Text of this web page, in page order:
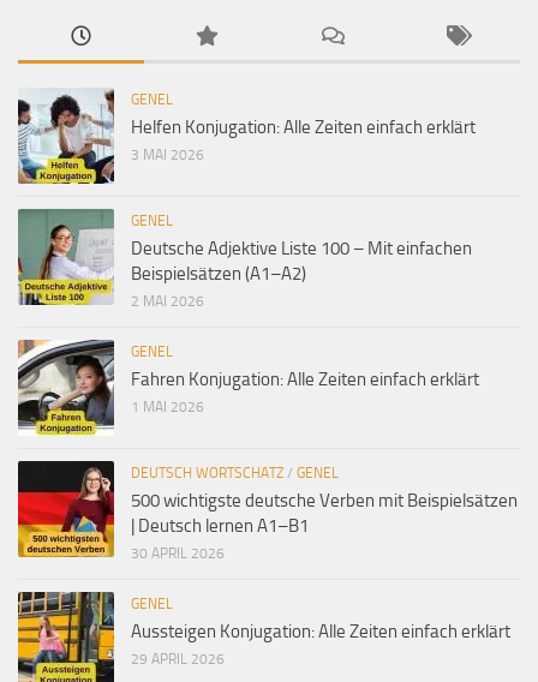
GENEL
Helfen Konjugation: Alle Zeiten einfach erklärt
3 MAI 2026
GENEL
Deutsche Adjektive Liste 100 – Mit einfachen
Beispielsätzen (A1–A2)
2 MAI 2026
GENEL
Fahren Konjugation: Alle Zeiten einfach erklärt
1 MAI 2026
DEUTSCH WORTSCHATZ / GENEL
500 wichtigste deutsche Verben mit Beispielsätzen
| Deutsch lernen A1–B1
30 APRIL 2026
GENEL
Aussteigen Konjugation: Alle Zeiten einfach erklärt
29 APRIL 2026